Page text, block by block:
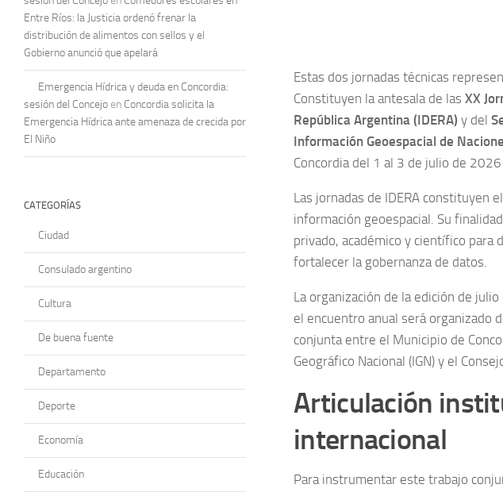
Estas dos jornadas técnicas
Constituyen la antesala de las XX
República Argentina (IDERA) y del
Información Geoespacial de
Concordia del 1 al 3 de julio de
Las jornadas de IDERA constituyen
información geoespacial. Su
privado, académico y científico para
fortalecer la gobernanza de datos.
La organización de la edición de
el encuentro anual será organizado
conjunta entre el Municipio de
Geográfico Nacional (IGN) y el
Articulación
internacional
Para instrumentar este trabajo
Entre Ríos: la Justicia ordenó frenar la
distribución de alimentos con sellos y el
Gobierno anunció que apelará
Emergencia Hídrica y deuda en Concordia:
sesión del Concejo en Concordia solicita la
Emergencia Hídrica ante amenaza de crecida por
El Niño
CATEGORÍAS
Ciudad
Consulado argentino
Cultura
De buena fuente
Departamento
Deporte
Economía
Educación